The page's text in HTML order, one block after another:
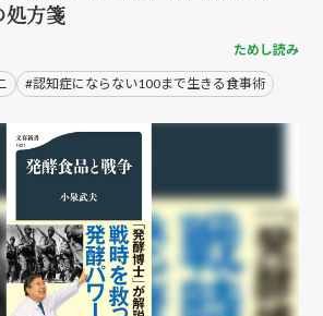
処方箋
ためし読み
#認知症にならない100まで生きる食事術